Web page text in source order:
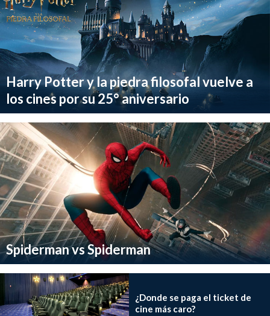
Harry Potter y la piedra filosofal vuelve a
los cines por su 25° aniversario
Spiderman vs Spiderman
¿Donde se paga el ticket de
cine más caro?